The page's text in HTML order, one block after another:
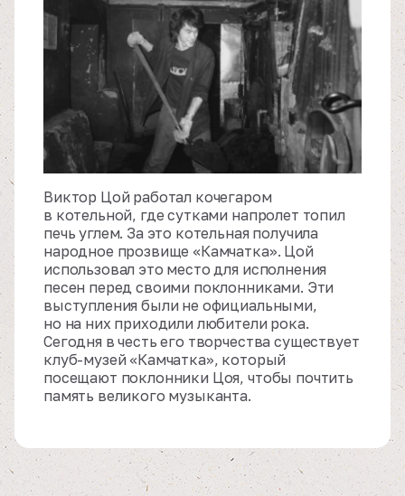
Виктор Цой работал кочегаром
в котельной, где сутками напролет топил
печь углем. За это котельная получила
народное прозвище «Камчатка». Цой
использовал это место для исполнения
песен перед своими поклонниками. Эти
выступления были не официальными,
но на них приходили любители рока.
Сегодня в честь его творчества существует
клуб-музей «Камчатка», который
посещают поклонники Цоя, чтобы почтить
память великого музыканта.